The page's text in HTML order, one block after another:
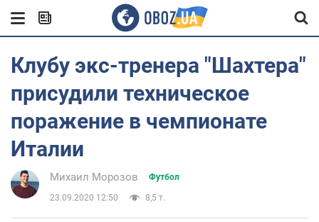
Клубу экс-тренера "Шахтера"
присудили техническое
поражение в чемпионате
Италии
Михаил Морозов Футбол
23.09.2020 12:50 8,5 т.